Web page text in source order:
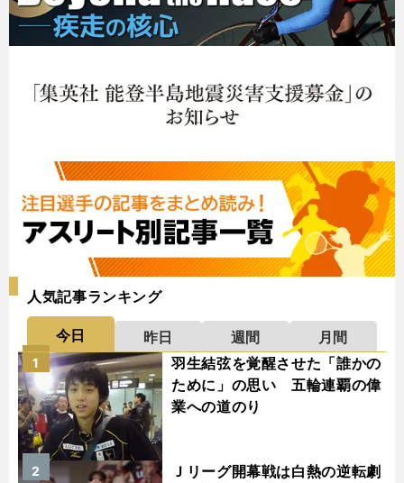
人気記事ランキング
今日 昨日 週間
月間
羽生結弦を覚醒させた「誰かの
ために」の思い 五輪連覇の偉
業への道のり
1
Ｊリーグ開幕戦は白熱の逆転劇
2